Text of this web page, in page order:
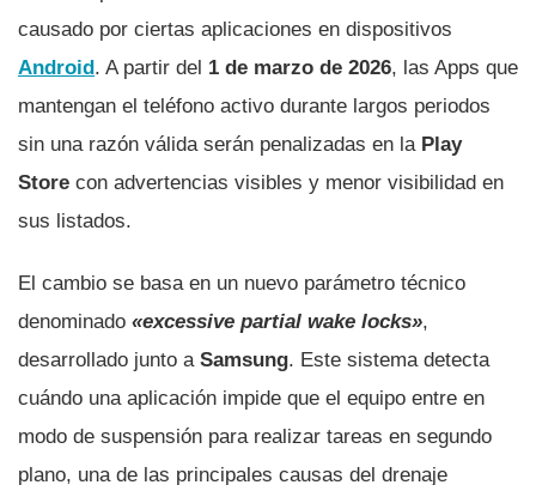
causado por ciertas aplicaciones en dispositivos
Android. A partir del 1 de marzo de 2026, las Apps que
mantengan el teléfono activo durante largos periodos
sin una razón válida serán penalizadas en la Play
Store con advertencias visibles y menor visibilidad en
sus listados.
El cambio se basa en un nuevo parámetro técnico
denominado «excessive partial wake locks»,
desarrollado junto a Samsung. Este sistema detecta
cuándo una aplicación impide que el equipo entre en
modo de suspensión para realizar tareas en segundo
plano, una de las principales causas del drenaje